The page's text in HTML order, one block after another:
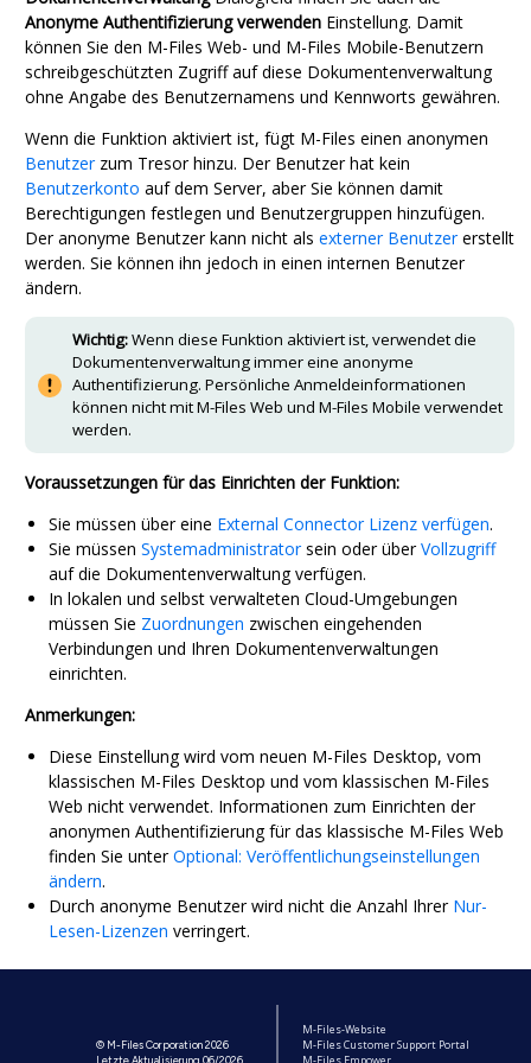
Anonyme Authentifizierung verwenden Einstellung. Damit
können Sie den M-Files Web- und M-Files Mobile-Benutzern
schreibgeschützten Zugriff auf diese Dokumentenverwaltung
ohne Angabe des Benutzernamens und Kennworts gewähren.
Wenn die Funktion aktiviert ist, fügt M-Files einen anonymen
Benutzerzum Tresor hinzu. Der Benutzer hat kein
Benutzerkonto auf dem Server, aber Sie können damit
Berechtigungen festlegen und Benutzergruppen hinzufügen.
Der anonyme Benutzer kann nicht als externer Benutzererstellt
werden. Sie können ihn jedoch in einen internen Benutzer
ändern.
Wichtig:Wenn diese Funktion aktiviert ist, verwendet die
Dokumentenverwaltung immer eine anonyme
Authentifizierung. Persönliche Anmeldeinformationen
können nicht mitM-Files Web und M-Files Mobile verwendet
werden.
Voraussetzungen für das Einrichten der Funktion:
Sie müssen über eine External ConnectorLizenz verfügen.
Sie müssen Systemadministratorsein oder überVollzugriff
auf die Dokumentenverwaltung verfügen.
In lokalen und selbst verwalteten Cloud-Umgebungen
müssen Sie Zuordnungen zwischen eingehenden
Verbindungen und Ihren Dokumentenverwaltungen
einrichten.
Anmerkungen:
Diese Einstellung wird vom neuen M-Files Desktop, vom
klassischen M-Files Desktop und vom klassischen M-Files
Web nicht verwendet. Informationen zum Einrichten der
anonymen Authentifizierung für das klassische M-Files Web
finden Sie unterOptional: Veröffentlichungseinstellungen
ändern.
Durch anonyme Benutzer wird nicht die Anzahl Ihrer Nur-
Lesen-Lizenzen verringert.
© M-Files Corporation 2026
Letzte Aktualisierung 06/2026
M-Files-Website
M-Files Customer Support Portal